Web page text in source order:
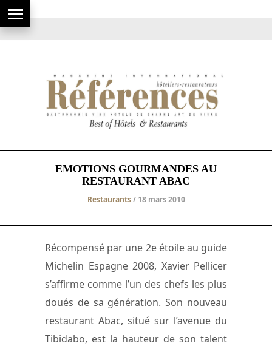
EMOTIONS GOURMANDES AU
RESTAURANT ABAC
Restaurants/ 18 mars 2010
Récompensé par une 2e étoile au guide
Michelin Espagne 2008, Xavier Pellicer
s’affirme comme l’un des chefs les plus
doués de sa génération. Son nouveau
restaurant Abac, situé sur l’avenue du
Tibidabo, est la hauteur de son talent